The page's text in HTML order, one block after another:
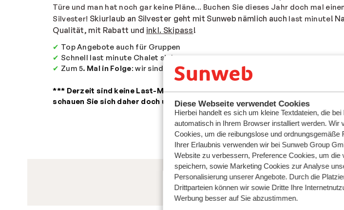
Diese Webseite verwendet Cookies
Hierbei handelt es sich um kleine Textdateien, die
automatisch in Ihrem Browser installiert werden. Wir
Cookies, um die reibungslose und
Ihrer Erlaubnis verwenden wir bei Sunweb Group
Website zu verbessern, Preference Cookies, um die
speichern, sowie Marketing Cookies zur Analyse
Personalisierung unserer Angebote. Durch die
Drittparteien können wir sowie Dritte Ihre
Werbung besser auf Sie abzustimmen.
Türe und man hat noch gar keine Pläne... Buchen Sie dieses Jahr doch mal
Silvester! Skiurlaub an Silvester geht mit Sunweb nämlich auch last minute!
Qualität, mit Rabatt und inkl. Skipass!
✔ Top Angebote auch für Gruppen
✔ Schnell last minute Chalet sichern
✔ Zum 5. Mal in Folge: wir sind weltbester Skireiseanbieter
*** Derzeit sind keine Last-Minute Angebote verfügbar. Wenn Sie auf der
schauen Sie sich daher doch unsereFrühbucherangebotean!***